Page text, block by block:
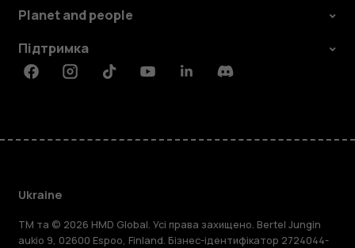
Planet and people
Підтримка
FacebookInstagramTiktokYoutubeLinkedinDiscord
Ukraine
TM та © 2026 HMD Global. Усі права захищено. Bertel Jungin
aukio 9, 02600 Espoo, Finland. Бізнес-ідентифікатор 2724044-